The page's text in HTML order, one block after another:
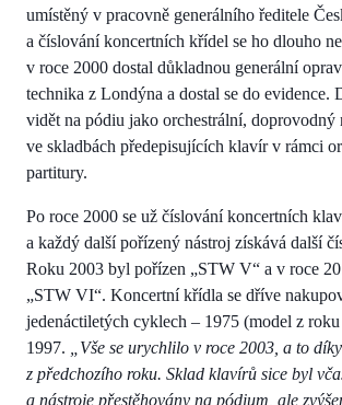
umístěný v pracovně generálního ředitele
a číslování koncertních křídel se ho dlouho
v roce 2000 dostal důkladnou generální
technika z Londýna a dostal se do evidence.
vidět na pódiu jako orchestrální, doprovodný
ve skladbách předepisujících klavír v rámci
partitury.
Po roce 2000 se už číslování koncertních
a každý další pořízený nástroj získává další
Roku 2003 byl pořízen „STW V“ a v roce
„STW VI“. Koncertní křídla se dříve
jedenáctiletých cyklech – 1975 (model z
1997. „Vše se urychlilo v roce 2003, a to
z předchozího roku. Sklad klavírů sice byl
a nástroje přestěhovány na pódium, ale